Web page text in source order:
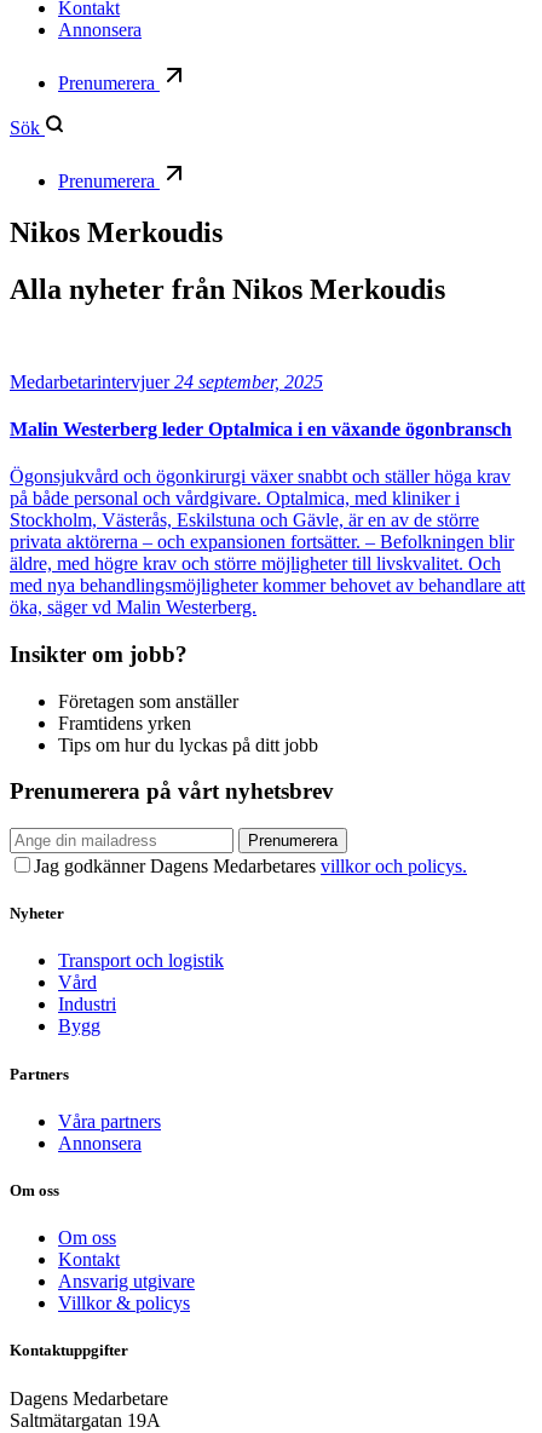
Kontakt
Annonsera
Prenumerera
Sök
Prenumerera
Nikos Merkoudis
Alla nyheter från Nikos Merkoudis
Medarbetarintervjuer 24 september, 2025
Malin Westerberg leder Optalmica i en växande ögonbransch
Ögonsjukvård och ögonkirurgi växer snabbt och ställer höga krav
på både personal och vårdgivare. Optalmica, med kliniker i
Stockholm, Västerås, Eskilstuna och Gävle, är en av de större
privata aktörerna – och expansionen fortsätter. – Befolkningen blir
äldre, med högre krav och större möjligheter till livskvalitet. Och
med nya behandlingsmöjligheter kommer behovet av behandlare att
öka, säger vd Malin Westerberg.
Insikter om jobb?
Företagen som anställer
Framtidens yrken
Tips om hur du lyckas på ditt jobb
Prenumerera på vårt nyhetsbrev
Prenumerera
Jag godkänner Dagens Medarbetares villkor och policys.
Nyheter
Transport och logistik
Vård
Industri
Bygg
Partners
Våra partners
Annonsera
Om oss
Om oss
Kontakt
Ansvarig utgivare
Villkor & policys
Kontaktuppgifter
Dagens Medarbetare
Saltmätargatan 19A